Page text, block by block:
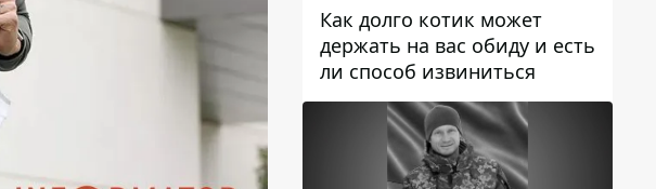
Как долго котик может
держать на вас обиду и есть
ли способ извиниться